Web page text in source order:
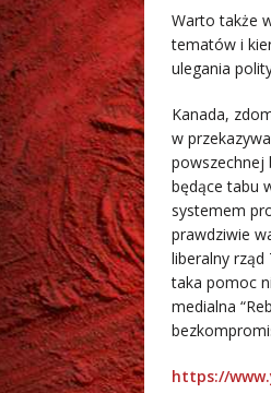
Warto także
tematów i
ulegania
Kanada,
w
powszechnej
będące tabu
systemem
prawdziwie
liberalny rząd
taka pomoc
medialna
https://